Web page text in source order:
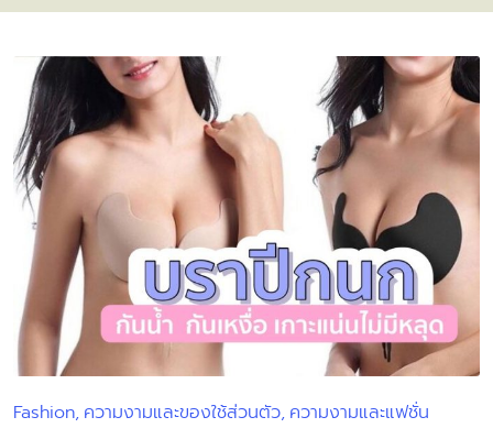
Posted
Fashion ความงามและของใช้ส่วนตัว ความงามและแฟชั่น